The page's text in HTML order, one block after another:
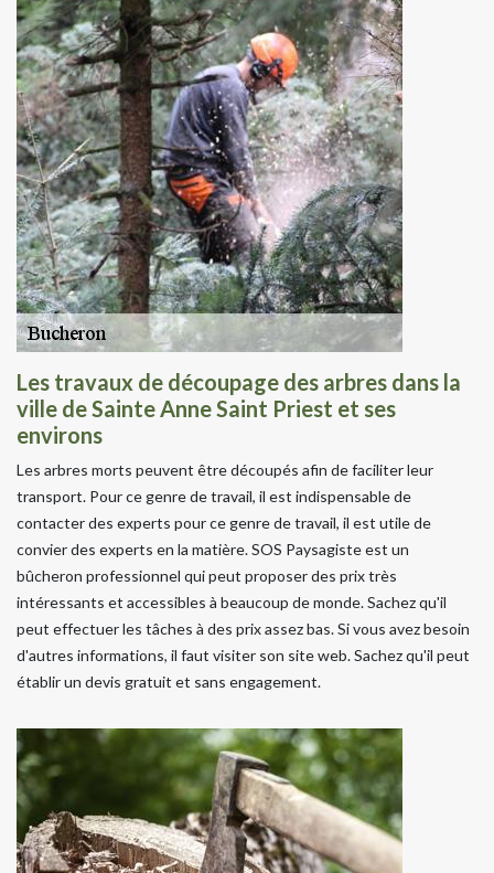
Les travaux de découpage des arbres dans la
ville de Sainte Anne Saint Priest et ses
environs
Les arbres morts peuvent être découpés afin de faciliter leur
transport. Pour ce genre de travail, il est indispensable de
contacter des experts pour ce genre de travail, il est utile de
convier des experts en la matière. SOS Paysagiste est un
bûcheron professionnel qui peut proposer des prix très
intéressants et accessibles à beaucoup de monde. Sachez qu'il
peut effectuer les tâches à des prix assez bas. Si vous avez besoin
d'autres informations, il faut visiter son site web. Sachez qu'il peut
établir un devis gratuit et sans engagement.